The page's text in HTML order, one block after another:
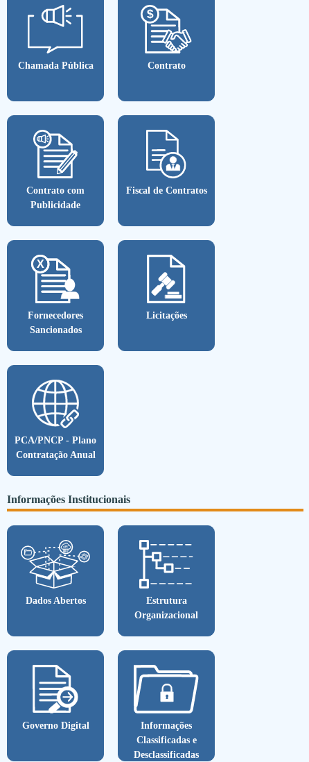
Chamada Pública Contrato
Contrato com
Publicidade
Fiscal de Contratos
Fornecedores
Sancionados
Licitações
PCA/PNCP - Plano
Contratação Anual
Informações Institucionais
Dados Abertos
Estrutura
Organizacional
Governo Digital
Informações
Classificadas e
Desclassificadas